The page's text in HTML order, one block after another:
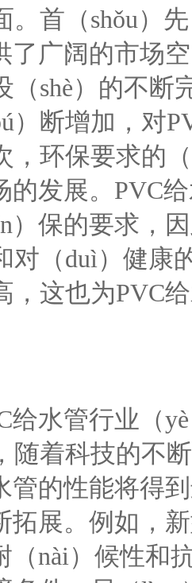
。首（shǒu）
了广阔的市场
（shè）的不断
）断增加，对
，环保要求的
的发展。PVC
）保的要求，
对（duì）健康
，这也为PVC
给水管行业（
随着科技的不
管的性能将得
拓展。例如，
（nài）候性和